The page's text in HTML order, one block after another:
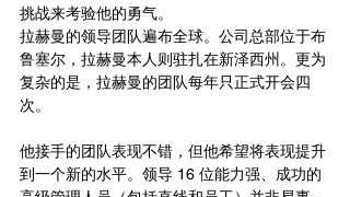
挑战来考验他的勇气。
拉赫曼的领导团队遍布全球。公司总部位于布
鲁塞尔，拉赫曼本人则驻扎在新泽西州。更为
复杂的是，拉赫曼的团队每年只正式开会四
次。
他接手的团队表现不错，但他希望将表现提升
到一个新的水平。领导 16 位能力强、成功的